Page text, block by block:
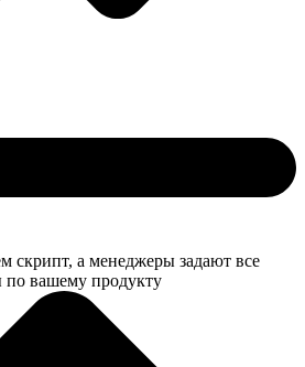
скрипт, а менеджеры задают все
вашему продукту